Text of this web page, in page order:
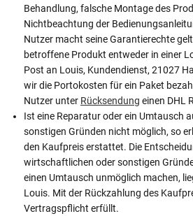
Behandlung, falsche Montage des
Nichtbeachtung der
Nutzer macht seine Garantierechte
betroffene Produkt entweder in einer
Post an Louis, Kundendienst, 21027
wir die Portokosten für ein Paket
Nutzer unter Rücksendung einen DHL
Ist eine Reparatur oder ein Umtausch
sonstigen Gründen nicht möglich, so
den Kaufpreis erstattet. Die
wirtschaftlichen oder sonstigen
einen Umtausch unmöglich machen,
Louis. Mit der Rückzahlung des
Vertragspflicht erfüllt.